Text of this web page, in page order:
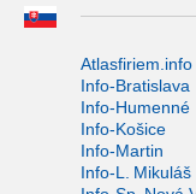
Atlasfiriem.info
Info-Bratislava
Info-Humenné
Info-Košice
Info-Martin
Info-L. Mikuláš